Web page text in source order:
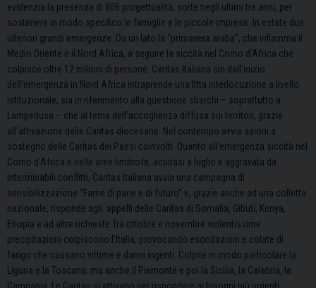
evidenzia la presenza di 806 progettualità, sorte negli ultimi tre anni, per
sostenere in modo specifico le famiglie e le piccole imprese. In estate due
ulteriori grandi emergenze. Da un lato la “primavera araba”, che infiamma il
Medio Oriente e il Nord Africa, a seguire la siccità nel Corno d’Africa che
colpisce oltre 12 milioni di persone. Caritas Italiana sin dall’inizio
dell’emergenza in Nord Africa intraprende una fitta interlocuzione a livello
istituzionale, sia in riferimento alla questione sbarchi – soprattutto a
Lampedusa – che al tema dell’accoglienza diffusa sui territori, grazie
all’attivazione delle Caritas diocesane. Nel contempo avvia azioni a
sostegno delle Caritas dei Paesi coinvolti. Quanto all’emergenza siccità nel
Corno d’Africa e nelle aree limitrofe, acuitasi a luglio e aggravata da
interminabili conflitti, Caritas Italiana avvia una campagna di
sensibilizzazione “Fame di pane e di futuro” e, grazie anche ad una colletta
nazionale, risponde agli appelli delle Caritas di Somalia, Gibuti, Kenya,
Etiopia e ad altre richieste Tra ottobre e novembre violentissime
precipitazioni colpiscono l’Italia, provocando esondazioni e colate di
fango che causano vittime e danni ingenti. Colpite in modo particolare la
Liguria e la Toscana, ma anche il Piemonte e poi la Sicilia, la Calabria, la